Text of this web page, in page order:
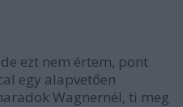
ezt nem értem, pont
egy alapvetően
Wagnernél, ti meg